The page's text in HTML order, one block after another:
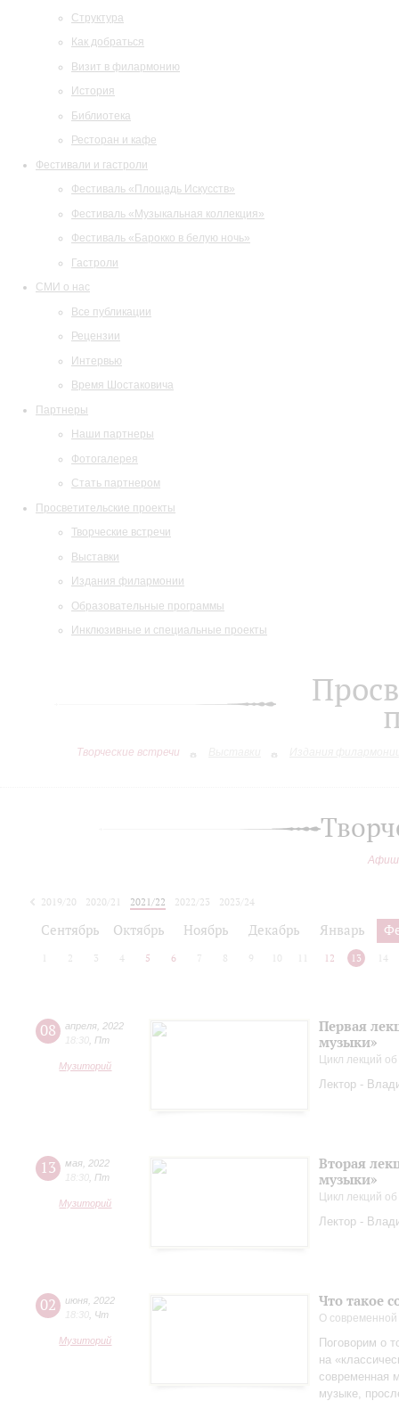
Структура
Как добраться
Визит в филармонию
История
Библиотека
Ресторан и кафе
Фестивали и гастроли
Фестиваль «Площадь Искусств»
Фестиваль «Музыкальная коллекция»
Фестиваль «Барокко в белую ночь»
Гастроли
СМИ о нас
Все публикации
Рецензии
Интервью
Время Шостаковича
Партнеры
Наши партнеры
Фотогалерея
Стать партнером
Просветительские проекты
Творческие встречи
Выставки
Издания филармонии
Образовательные программы
Инклюзивные и специальные проекты
Творческие встречи
2019/20 2020/21 2021/22 2022/23
2023/24
Сентябрь Октябрь Ноябрь Декабрь Январь
2 3 4 5 6 7 8 9 10 12 13 14
08 апреля 2022
18:30 Пт
Музиторий
Первая
музыки»
Цикл лекций
Лектор -
13 мая 2022
18:30 Пт
Музиторий
Вторая
музыки»
Цикл лекций
Лектор -
02 июня 2022
18:30 Чт
Музиторий
Что такое
О
Поговорим о
на
современная
музыке,